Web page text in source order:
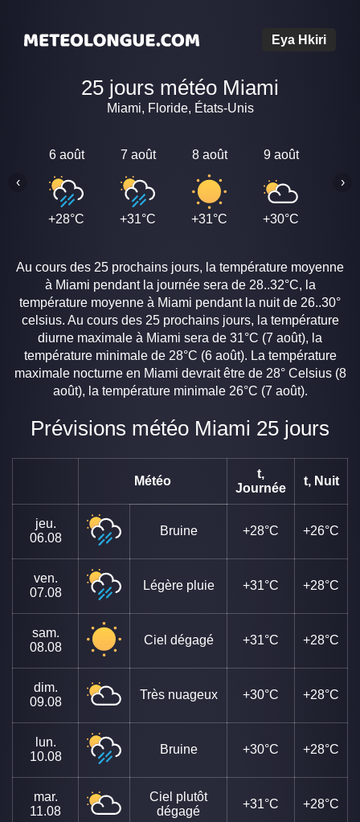
Eya Hkiri
25 jours météo Miami
Miami, Floride, États-Unis
6 août
+28°C
7 août
+31°C
8 août
+31°C
9 août
+30°C
‹ ›
Au cours des 25 prochains jours, la température moyenne
à Miami pendant la journée sera de 28..32°C, la
température moyenne à Miami pendant la nuit de 26..30°
celsius. Au cours des 25 prochains jours, la température
diurne maximale à Miami sera de 31°C (7 août), la
température minimale de 28°C (6 août). La température
maximale nocturne en Miami devrait être de 28° Celsius (8
août), la température minimale 26°C (7 août).
Prévisions météo Miami 25 jours
Météo
t,
Journée
t, Nuit
jeu.
06.08
Bruine +28°C +26°C
ven.
07.08
Légère pluie +31°C +28°C
sam.
08.08
Ciel dégagé +31°C +28°C
dim.
09.08
Très nuageux +30°C +28°C
lun.
10.08
Bruine +30°C +28°C
mar.
11.08
Ciel plutôt
dégagé
+31°C +28°C